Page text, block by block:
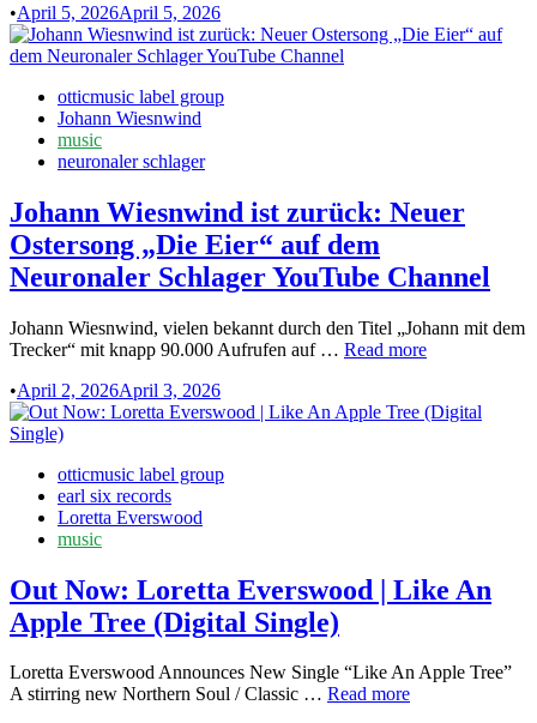
•April 5, 2026April 5, 2026
Postedotticmusic label group
Johann Wiesnwind
music
neuronaler schlager
Johann Wiesnwind ist zurück: Neuer
Ostersong „Die Eier“ auf dem
Neuronaler Schlager YouTube Channel
Johann Wiesnwind, vielen bekannt durch den Titel „Johann mit dem
Trecker“ mit knapp 90.000 Aufrufen auf … Johann
zurück:
Schlager
YouTube
Read more
•April 2, 2026April 3, 2026
Postedotticmusic label group
earl six records
Loretta Everswood
music
Out Now: Loretta Everswood | Like An
Apple Tree (Digital Single)
Loretta Everswood Announces New Single “Like An Apple Tree”
A stirring new Northern Soul / Classic … Out
Read more